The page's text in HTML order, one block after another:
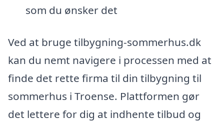
som du ønsker det
Ved at bruge tilbygning-sommerhus.dk
kan du nemt navigere i processen med at
finde det rette firma til din tilbygning til
sommerhus i Troense. Plattformen gør
det lettere for dig at indhente tilbud og